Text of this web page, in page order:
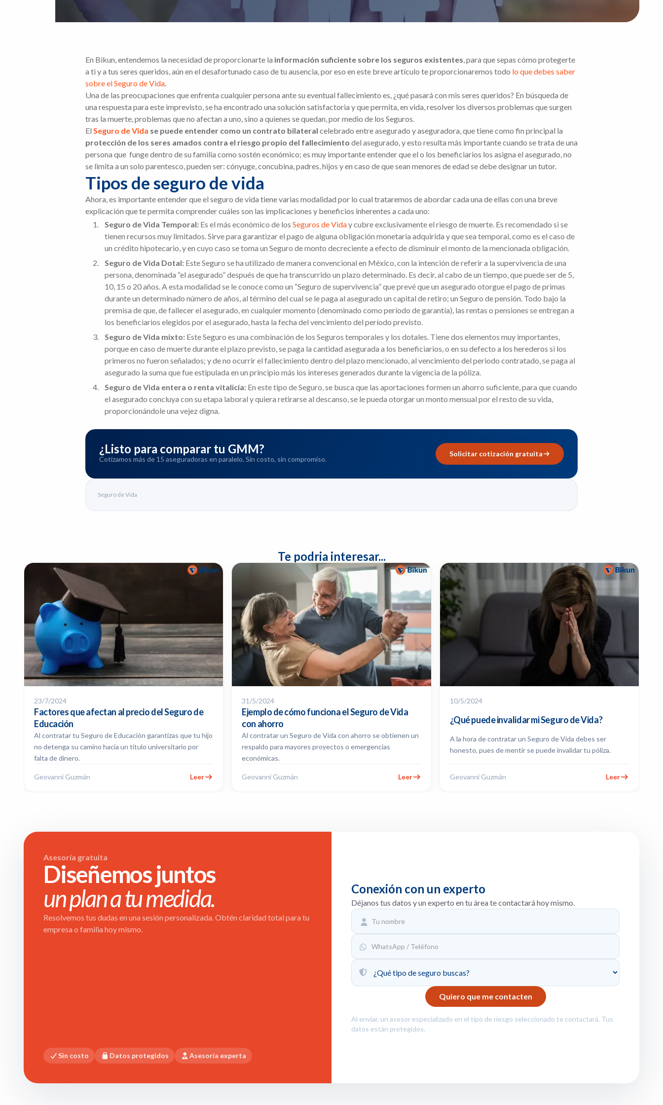
En Bikun, entendemos la necesidad de proporcionarte la información suficiente sobre los seguros existentes, para que sepas cómo protegerte
a ti y a tus seres queridos, aún en el desafortunado caso de tu ausencia, por eso en este breve artículo te proporcionaremos todo lo que debes saber
sobre el Seguro de Vida.
Una de las preocupaciones que enfrenta cualquier persona ante su eventual fallecimiento es, ¿qué pasará con mis seres queridos? En búsqueda de
una respuesta para este imprevisto, se ha encontrado una solución satisfactoria y que permita, en vida, resolver los diversos problemas que surgen
tras la muerte, problemas que no afectan a uno, sino a quienes se quedan, por medio de los Seguros.
El Seguro de Vida se puede entender como un contrato bilateral celebrado entre asegurado y aseguradora, que tiene como fin principal la
protección de los seres amados contra el riesgo propio del fallecimiento del asegurado, y esto resulta más importante cuando se trata de una
persona que funge dentro de su familia como sostén económico; es muy importante entender que el o los beneficiarios los asigna el asegurado, no
se limita a un solo parentesco, pueden ser: cónyuge, concubina, padres, hijos y en caso de que sean menores de edad se debe designar un tutor.
Tipos de seguro de vida
Ahora, es importante entender que el seguro de vida tiene varias modalidad por lo cual trataremos de abordar cada una de ellas con una breve
explicación que te permita comprender cuáles son las implicaciones y beneficios inherentes a cada uno:
Seguro de Vida Temporal: Es el más económico de los Seguros de Viday cubre exclusivamente el riesgo de muerte. Es recomendado si se
tienen recursos muy limitados. Sirve para garantizar el pago de alguna obligación monetaria adquirida y que sea temporal, como es el caso de
un crédito hipotecario, y en cuyo caso se toma un Seguro de monto decreciente a efecto de disminuir el monto de la mencionada obligación.
Seguro de Vida Dotal: Este Seguro se ha utilizado de manera convencional en México, con la intención de referir a la supervivencia de una
persona, denominada “el asegurado” después de que ha transcurrido un plazo determinado. Es decir, al cabo de un tiempo, que puede ser de 5,
10, 15 o 20 años. A esta modalidad se le conoce como un “Seguro de supervivencia” que prevé que un asegurado otorgue el pago de primas
durante un determinado número de años, al término del cual se le paga al asegurado un capital de retiro; un Seguro de pensión. Todo bajo la
premisa de que, de fallecer el asegurado, en cualquier momento (denominado como período de garantía), las rentas o pensiones se entregan a
los beneficiarios elegidos por el asegurado, hasta la fecha del vencimiento del período previsto.
Seguro de Vida mixto: Este Seguro es una combinación de los Seguros temporales y los dotales. Tiene dos elementos muy importantes,
porque en caso de muerte durante el plazo previsto, se paga la cantidad asegurada a los beneficiarios, o en su defecto a los herederos si los
primeros no fueron señalados; y de no ocurrir el fallecimiento dentro del plazo mencionado, al vencimiento del periodo contratado, se paga al
asegurado la suma que fue estipulada en un principio más los intereses generados durante la vigencia de la póliza.
Seguro de Vida entera o renta vitalicia: En este tipo de Seguro, se busca que las aportaciones formen un ahorro suficiente, para que cuando
el asegurado concluya con su etapa laboral y quiera retirarse al descanso, se le pueda otorgar un monto mensual por el resto de su vida,
proporcionándole una vejez digna.
¿Listo para comparar tu GMM?
Cotizamos más de 15 aseguradoras en paralelo. Sin costo, sin compromiso.
Solicitar cotización gratuita
Seguro de Vida
Te podria interesar...
23/7/2024
Factores que afectan al precio del Seguro de
Educación
Al contratar tu Seguro de Educación garantizas que tu hijo
no detenga su camino hacía un título universitario por
falta de dinero.
Geovanni Guzmán Leer
31/5/2024
Ejemplo de cómo funciona el Seguro de Vida
con ahorro
Al contratar un Seguro de Vida con ahorro se obtienen un
respaldo para mayores proyectos o emergencias
económicas.
Geovanni Guzmán Leer
10/5/2024
¿Qué puede invalidar mi Seguro de Vida?
A la hora de contratar un Seguro de Vida debes ser
honesto, pues de mentir se puede invalidar tu póliza.
Geovanni Guzmán Leer
Asesoría gratuita
Diseñemos juntos
un plan a tu medida.
Resolvemos tus dudas en una sesión personalizada. Obtén claridad total para tu
empresa o familia hoy mismo.
Sin costo Datos protegidos Asesoría experta
Conexión con un experto
Déjanos tus datos y un experto en tu área te contactará hoy mismo.
Al enviar, un asesor especializado en el tipo de riesgo seleccionado te contactará. Tus
datos están protegidos.